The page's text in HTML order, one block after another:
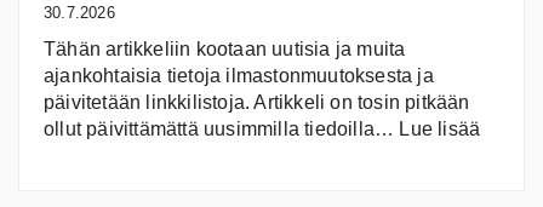
30.7.2026
Tähän artikkeliin kootaan uutisia ja muita
ajankohtaisia tietoja ilmastonmuutoksesta ja
päivitetään linkkilistoja. Artikkeli on tosin pitkään
ollut päivittämättä uusimmilla tiedoilla… Lue lisää